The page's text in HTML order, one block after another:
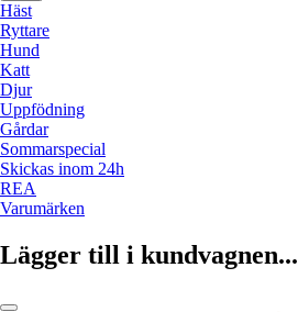
Häst
Ryttare
Hund
Katt
Djur
Uppfödning
Gårdar
Sommarspecial
Skickas inom 24h
REA
Varumärken
Lägger till i kundvagnen...